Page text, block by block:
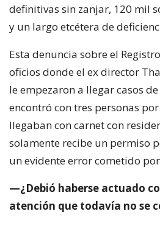
definitivas sin zanjar, 120 mil
y un largo etcétera de
Esta denuncia sobre el
oficios donde el ex director
le empezaron a llegar casos
encontró con tres personas
llegaban con carnet con
solamente recibe un permiso
un evidente error cometido
—¿Debió haberse actuado
atención que todavía no se